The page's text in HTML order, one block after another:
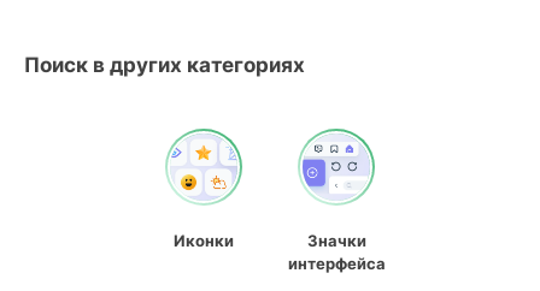
Поиск в других категориях
Иконки
Значки
интерфейса